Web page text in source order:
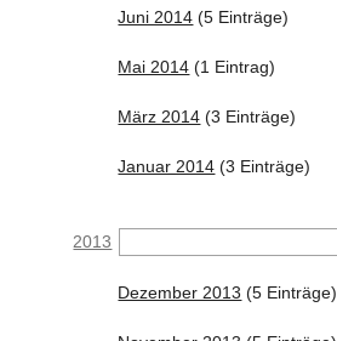
Juni 2014 (5 Einträge)
Mai 2014 (1 Eintrag)
März 2014 (3 Einträge)
Januar 2014 (3 Einträge)
2013
Dezember 2013 (5 Einträge)